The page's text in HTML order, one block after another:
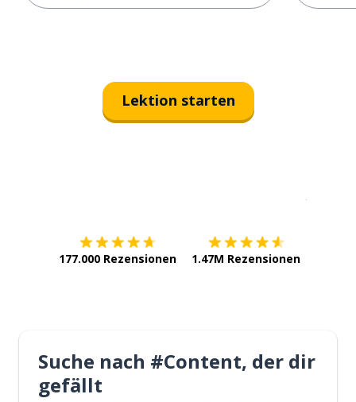
Lektion starten
177.000 Rezensionen 1.47M Rezensionen
Suche nach #Content, der dir
gefällt